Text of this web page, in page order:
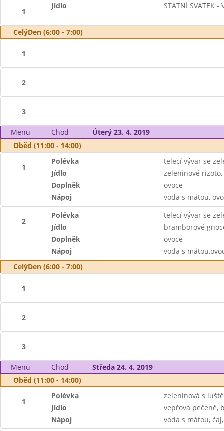
1
Jídlo STÁTNÍ SVÁTEK -
CelýDen (6:00 - 7:00)
1
2
3
Menu Chod
Úterý 23. 4. 2019
Oběd (11:00 - 14:00)
1
Polévka
telecí vývar se
Jídlo
zeleninové
Doplněk
ovoce
Nápoj
voda s mátou,
2
Polévka
telecí vývar se
Jídlo
bramborové
Doplněk
ovoce
Nápoj
voda s
CelýDen (6:00 - 7:00)
1
2
3
Menu Chod
Středa 24. 4. 2019
Oběd (11:00 - 14:00)
1
Polévka
zeleninová s
Jídlo
vepřová pečeně,
Nápoj
voda s mátou,